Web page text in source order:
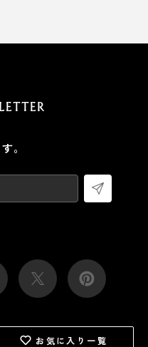
。
お気に入り一覧